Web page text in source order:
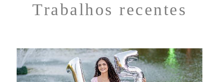
Trabalhos recentes